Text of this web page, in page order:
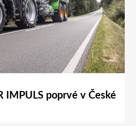
IMPULS poprvé v České